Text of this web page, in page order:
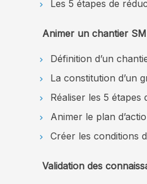
Les 5 étapes de
Animer un chantier
Définition d’un
La constitution d’un
Réaliser les 5 étapes
Animer le plan
Créer les conditions
Validation des